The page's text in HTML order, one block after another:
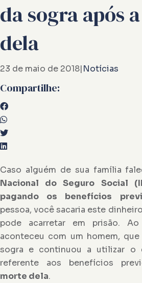
da sogra após
dela
23 de maio de 2018|Notícias
Compartilhe:
Caso alguém de sua família
Nacional do Seguro Social
pagando os benefícios
pessoa, você sacaria este
pode acarretar em prisão.
aconteceu com um homem,
sogra e continuou a utilizar o
referente aos benefícios
morte dela.